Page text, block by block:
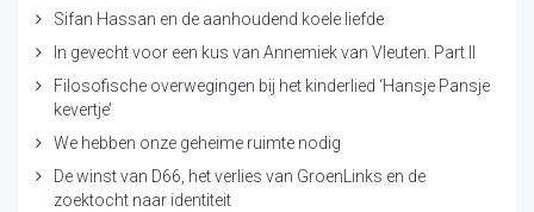
Sifan Hassan en de aanhoudend koele liefde
In gevecht voor een kus van Annemiek van Vleuten. Part II
Filosofische overwegingen bij het kinderlied ‘Hansje Pansje
kevertje’
We hebben onze geheime ruimte nodig
De winst van D66, het verlies van GroenLinks en de
zoektocht naar identiteit